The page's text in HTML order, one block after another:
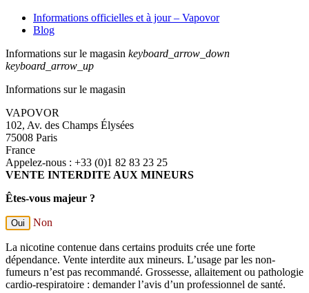
Informations officielles et à jour – Vapovor
Blog
Informations sur le magasin keyboard_arrow_down
keyboard_arrow_up
Informations sur le magasin
VAPOVOR
102, Av. des Champs Élysées
75008 Paris
France
Appelez-nous : +33 (0)1 82 83 23 25
VENTE INTERDITE AUX MINEURS
Êtes-vous majeur ?
Oui Non
La nicotine contenue dans certains produits crée une forte
dépendance. Vente interdite aux mineurs. L’usage par les non-
fumeurs n’est pas recommandé. Grossesse, allaitement ou pathologie
cardio-respiratoire : demander l’avis d’un professionnel de santé.